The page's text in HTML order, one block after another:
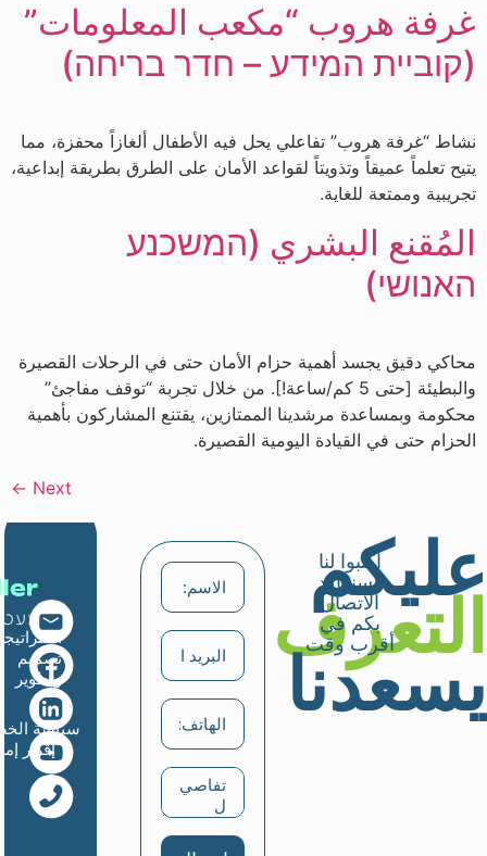
غرفة هروب “مكعب المعلومات”
(קוביית המידע – חדר בריחה)
نشاط “غرفة هروب” تفاعلي يحل فيه الأطفال ألغازاً محفزة، مما
يتيح تعلماً عميقاً وتذويتاً لقواعد الأمان على الطرق بطريقة إبداعية،
تجريبية وممتعة للغاية.
المُقنع البشري (המשכנע
האנושי)
محاكي دقيق يجسد أهمية حزام الأمان حتى في الرحلات القصيرة
والبطيئة [حتى 5 كم/ساعة!]. من خلال تجربة “توقف مفاجئ”
محكومة وبمساعدة مرشدينا الممتازين، يقتنع المشاركون بأهمية
الحزام حتى في القيادة اليومية القصيرة.
Next
←
عليكم
التعرف
يسعدنا
اكتبوا لنا
وسنعاود
الاتصال
بكم في
أقرب وقت
سياسة
إقرار
تصميم
وتطوير